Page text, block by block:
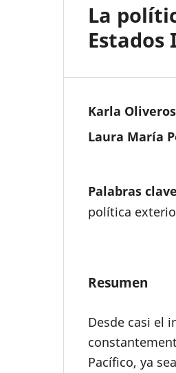
La
Estados
Karla
Laura María
Palabras
política
Resumen
Desde casi el
Pacífico, ya